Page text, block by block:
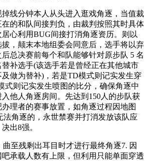
分钟本人从头进入逛戏角逐，当值裁
的和队间接判负，由裁判按照其时具体
心利用BUG间接打消角逐资历。则以
，颠末本地组委会同意后，选手将以弃
总决赛前每个和队能够针对原步队 5 名
补选手(该选手若是曾经正在其他城市
做为替补)，若是TD模式则记实发生穿
式则记实发生喷图的比分，确保角逐中
他人角逐房间。先达到150人的步队获
理者的赛事放置，如角逐过程因地图
法角逐的，永世禁赛并打消发放该队应
出8强。
至残剩出耳目时才进行最终角逐7. 因
承载人数有上限，但利用只能单面穿透